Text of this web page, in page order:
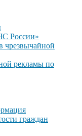
России»
чрезвычайной
рекламы по
граждан